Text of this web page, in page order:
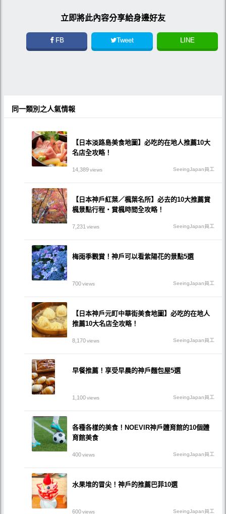
立即將此內容分享給身邊好友
FB Tweet LINE
同一類別之人氣情報
【日本淡路島美食地圖】必吃的在地人推薦10大
名店全攻略！
14,389views SeeingJapan員工
【日本神戶紅葉／楓葉名所】必去的10大推薦賞
楓景點行程・賞楓時間全攻略！
7,231views SeeingJapan員工
梅雨季觀賞！神戶可以看紫陽花的景點5選
700views SeeingJapan員工
【日本神戶元町中華街美食地圖】必吃的在地人
推薦10大名店全攻略！
8,170views SeeingJapan員工
早餐推薦！享受早晨的神戶麵包屋5選
1,100views SeeingJapan員工
各種各樣的美食！NOEVIR神戶體育館的10個體
育館美食
400views SeeingJapan員工
水果堆的冒尖！神戶的推薦巴菲10選
600views SeeingJapan員工